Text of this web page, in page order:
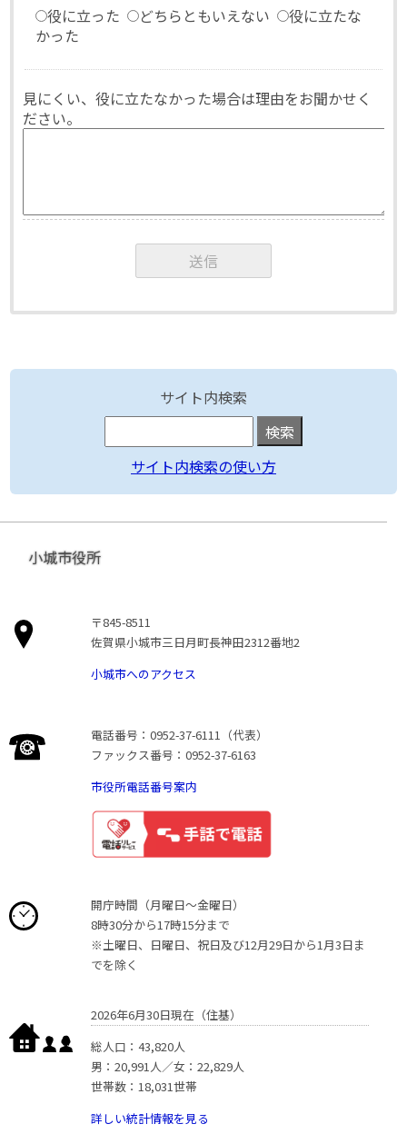
役に立った
どちらともいえない
役に立たな
かった
見にくい、役に立たなかった場合は理由をお聞かせく
ださい。
サイト内検索
サイト内検索の使い方
小城市役所
〒845-8511
佐賀県小城市三日月町長神田2312番地2
小城市へのアクセス
電話番号：0952-37-6111（代表）
ファックス番号：0952-37-6163
市役所電話番号案内
開庁時間（月曜日〜金曜日）
8時30分から17時15分まで
※土曜日、日曜日、祝日及び12月29日から1月3日ま
でを除く
2026年6月30日現在（住基）
総人口：43,820人
男：20,991人／女：22,829人
世帯数：18,031世帯
詳しい統計情報を見る